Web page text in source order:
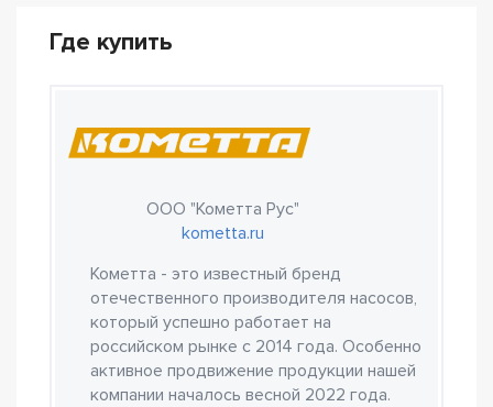
Где купить
ООО "Кометта Рус"
kometta.ru
Кометта - это известный бренд
отечественного производителя насосов,
который успешно работает на
российском рынке с 2014 года. Особенно
активное продвижение продукции нашей
компании началось весной 2022 года.